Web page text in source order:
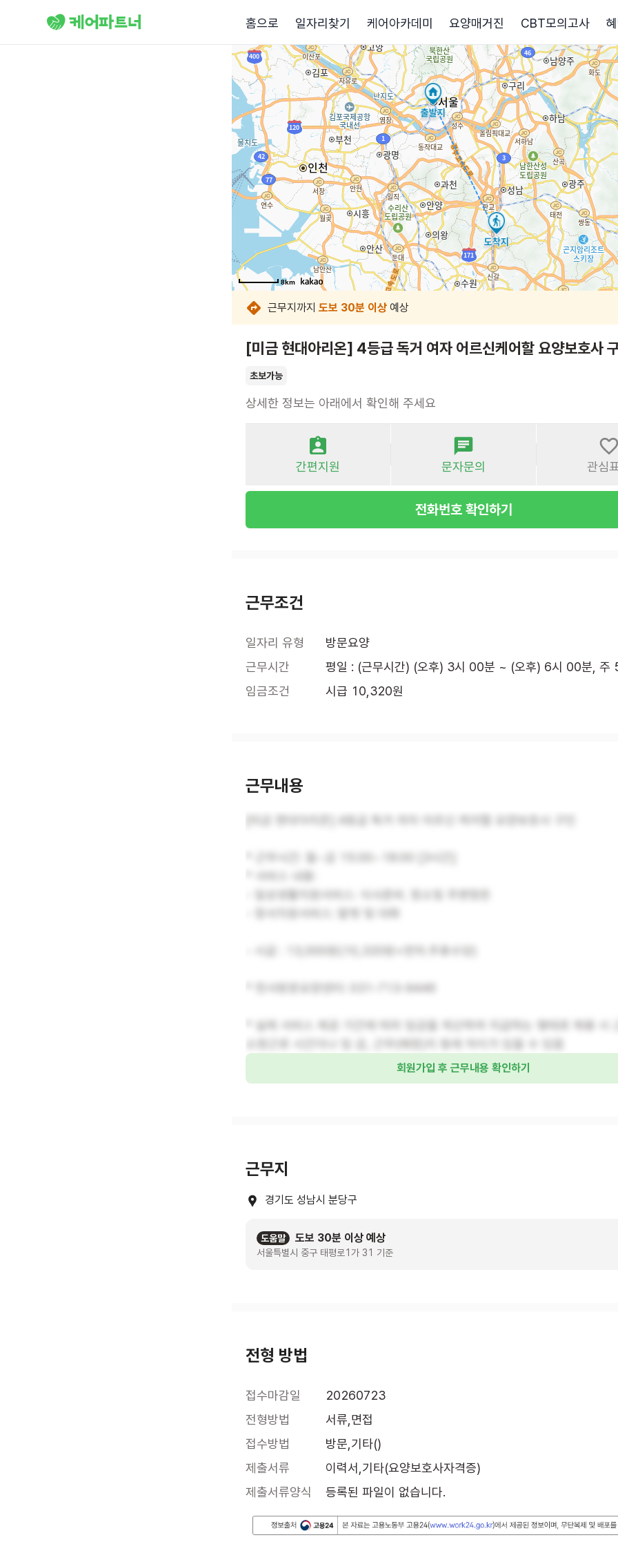
홈으로 일자리찾기 케어아카데미 요양매거진 CBT모의고사
8km
8km
8km
8km
8km
8km
8km
8km
근무지까지 도보 30분 이상 예상
[미금 현대아리온] 4등급 독거 여자 어르신케어할 요양보호사
초보가능
상세한 정보는 아래에서 확인해 주세요
간편지원 문자문의 관심
전화번호 확인하기
근무조건
일자리 유형
방문요양
근무시간
평일 : (근무시간) (오후) 3시 00분 ~ (오후) 6시 00분, 주
임금조건
시급 10,320원
근무내용
* 실제 서비스 제공 기간에 따라 임금을 계산하여 지급하는 형태로 채용 시
회원가입 후 근무내용 확인하기
근무지
경기도 성남시 분당구
도움말 도보 30분 이상 예상
서울특별시 중구 태평로1가 31 기준
전형 방법
접수마감일
20260723
전형방법
서류,면접
접수방법
방문,기타()
제출서류
이력서,기타(요양보호사자격증)
제출서류양식
등록된 파일이 없습니다.